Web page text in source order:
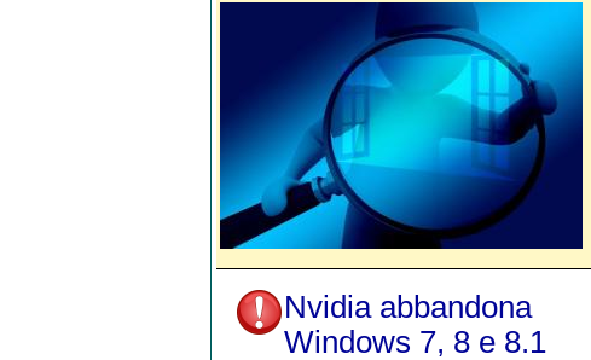
Nvidia abbandona
Windows 7, 8 e 8.1